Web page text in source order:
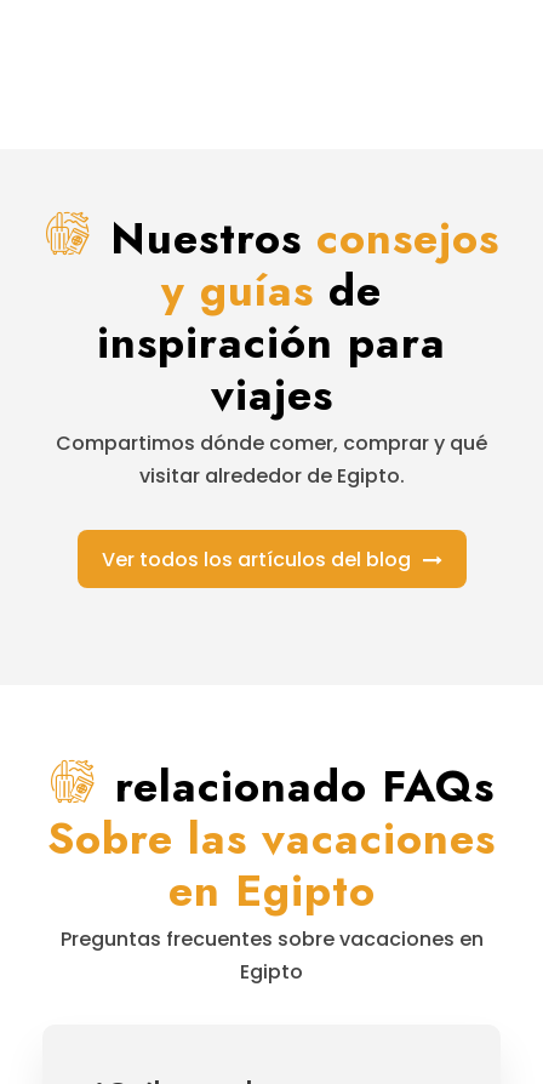
Nuestros consejos
y guías de
inspiración para
viajes
Compartimos dónde comer, comprar y qué
visitar alrededor de Egipto.
Ver todos los artículos del blog
relacionado FAQs
Sobre las vacaciones
en Egipto
Preguntas frecuentes sobre vacaciones en
Egipto